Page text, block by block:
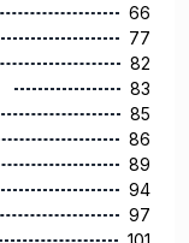
66
77
82
83
85
86
89
94
97